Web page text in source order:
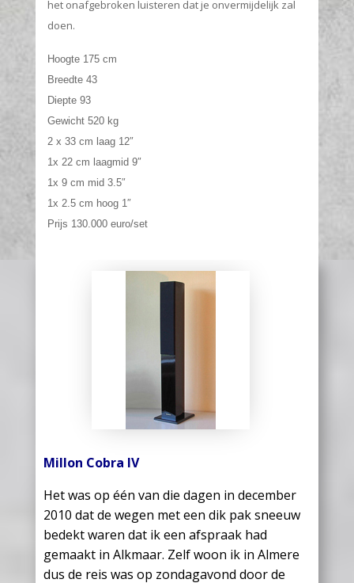
het onafgebroken luisteren dat je onvermijdelijk zal
doen.
Hoogte 175 cm
Breedte 43
Diepte 93
Gewicht 520 kg
2 x 33 cm laag 12″
1x 22 cm laagmid 9″
1x 9 cm mid 3.5″
1x 2.5 cm hoog 1″
Prijs 130.000 euro/set
Millon Cobra IV
Het was op één van die dagen in december
2010 dat de wegen met een dik pak sneeuw
bedekt waren dat ik een afspraak had
gemaakt in Alkmaar. Zelf woon ik in Almere
dus de reis was op zondagavond door de